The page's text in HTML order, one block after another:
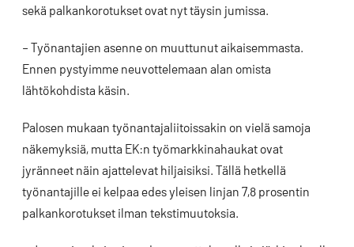
sekä palkankorotukset ovat nyt täysin jumissa.
– Työnantajien asenne on muuttunut aikaisemmasta.
Ennen pystyimme neuvottelemaan alan omista
lähtökohdista käsin.
Palosen mukaan työnantajaliitoissakin on vielä samoja
näkemyksiä, mutta EK:n työmarkkinahaukat ovat
jyränneet näin ajattelevat hiljaisiksi. Tällä hetkellä
työnantajille ei kelpaa edes yleisen linjan 7,8 prosentin
palkankorotukset ilman tekstimuutoksia.